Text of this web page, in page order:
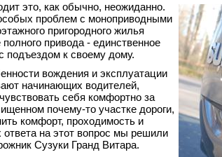
это, как обычно, неожиданно.
проблем с моноприводными
пригородного жилья
привода - единственное
подъездом к своему дому.
вождения и эксплуатации
начинающих водителей,
себя комфортно за
почему-то участке дороги,
комфорт, проходимость и
на этот вопрос мы решили
Сузуки Гранд Витара.